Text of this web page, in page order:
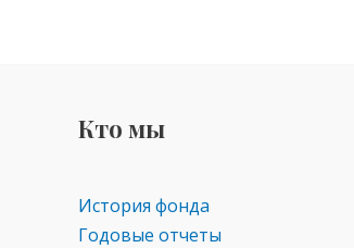
Кто мы
История фонда
Годовые отчеты